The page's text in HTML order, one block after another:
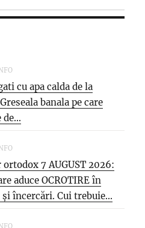
cu apa calda de la
banala pe care
ortodox 7 AUGUST 2026:
aduce OCROTIRE în
încercări. Cui trebuie...